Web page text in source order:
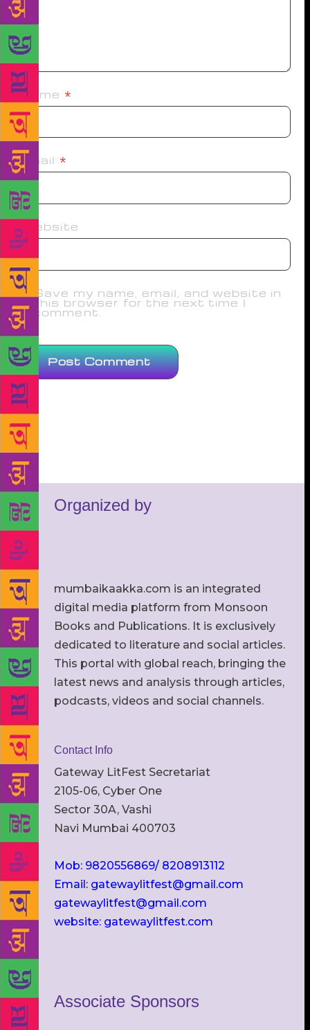
Name *
Email *
Website
Save my name, email, and website in
this browser for the next time I
comment.
Organized by
mumbaikaakka.com is an integrated
digital media platform from Monsoon
Books and Publications. It is exclusively
dedicated to literature and social articles.
This portal with global reach, bringing the
latest news and analysis through articles,
podcasts, videos and social channels.
Contact Info
Gateway LitFest Secretariat
2105-06, Cyber One
Sector 30A, Vashi
Navi Mumbai 400703
Mob: 9820556869/ 8208913112
Email: gatewaylitfest@gmail.com
gatewaylitfest@gmail.com
website: gatewaylitfest.com
Associate Sponsors